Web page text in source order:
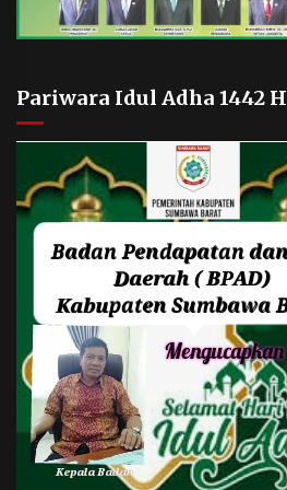
Pariwara Idul Adha 1442 H